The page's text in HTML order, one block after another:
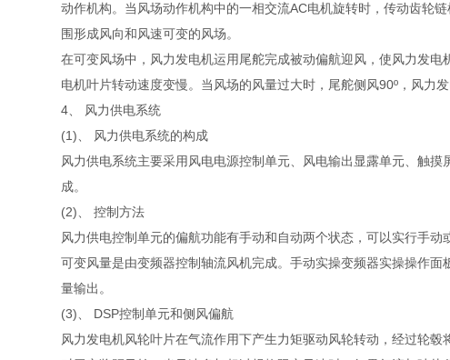
动作机构。当风场动作机构中的一相交流AC电机旋转时，传动齿轮
围形成风向和风速可变的风场。
在可变风场中，风力发电机运用尾舵完成被动偏航迎风，使风力发
电机叶片转动速度变慢。当风场的风量过大时，尾舵侧风90º，风力
4、 风力供电系统
(1)、 风力供电系统的构成
风力供电系统主要采用风电电源控制单元、风电输出显露单元、触
成。
(2)、 控制方法
风力供电控制单元的偏航功能有手动和自动两个状态，可以实行手动
可变风量是由变频器控制轴流风机完成。手动实操变频器实操操作
量输出。
(3)、 DSP控制单元和侧风偏航
风力发电机风轮叶片在气流作用下产生力矩驱动风轮转动，经过轮